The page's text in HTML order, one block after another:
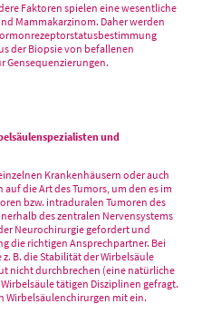
Faktoren spielen eine wesentliche
Mammakarzinom. Daher werden
der Biopsie von befallenen
Gensequenzierungen.
und
Krankenhäusern oder auch
die Art des Tumors, um den es im
bzw. intraduralen Tumoren des
des zentralen Nervensystems
Neurochirurgie gefordert und
die richtigen Ansprechpartner. Bei
B. die Stabilität der Wirbelsäule
nicht durchbrechen (eine natürliche
tätigen Disziplinen gefragt.
Wirbelsäulenchirurgen mit ein.